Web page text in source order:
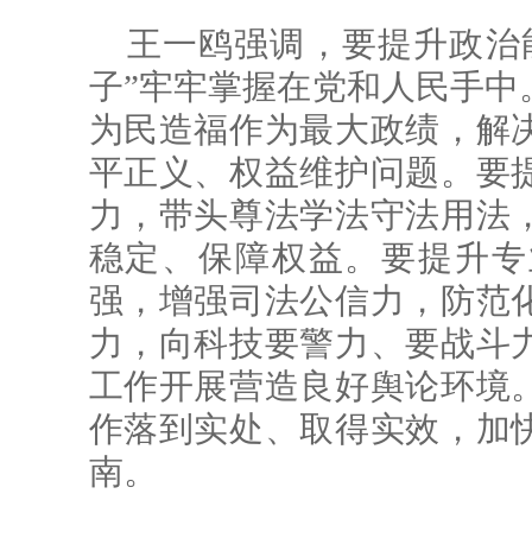
王一鸥强调，要提升政
子”牢牢掌握在党和人民手
为民造福作为最大政绩，解
平正义、权益维护问题。要
力，带头尊法学法守法用法
稳定、保障权益。要提升
强，增强司法公信力，防范
力，向科技要警力、要战斗
工作开展营造良好舆论环境
作落到实处、取得实效，加
南。